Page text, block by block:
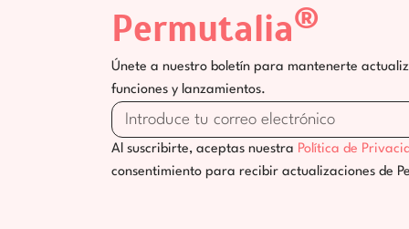
Permutalia®
Únete a nuestro boletín para mantenerte
funciones y lanzamientos.
Al suscribirte, aceptas nuestra Política de
consentimiento para recibir actualizaciones de